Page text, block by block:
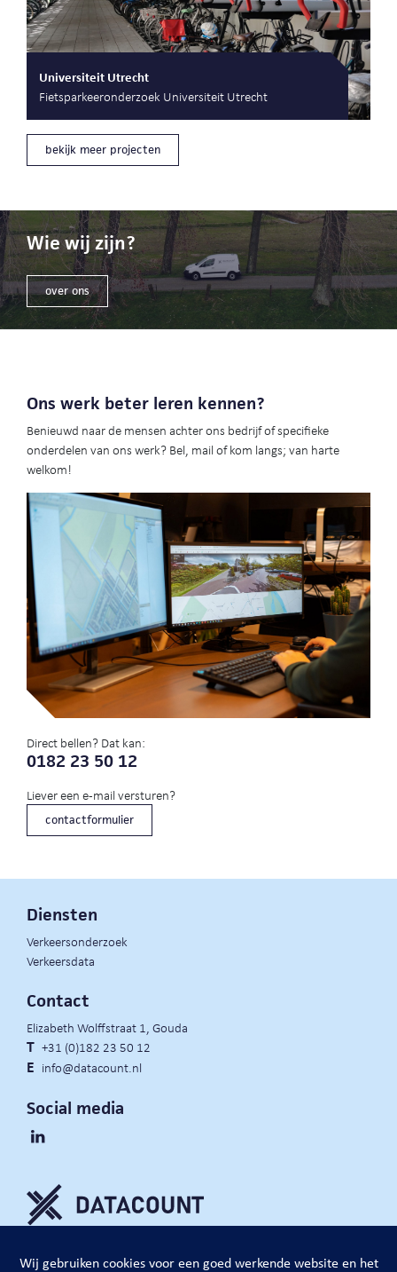
Universiteit Utrecht
Fietsparkeeronderzoek Universiteit Utrecht
bekijk meer projecten
Wie wij zijn?
over ons
Ons werk beter leren kennen?
Benieuwd naar de mensen achter ons bedrijf of specifieke
onderdelen van ons werk? Bel, mail of kom langs; van harte
welkom!
Direct bellen? Dat kan:
0182 23 50 12
Liever een e-mail versturen?
contactformulier
Diensten
Verkeersonderzoek
Verkeersdata
Contact
Elizabeth Wolffstraat 1, Gouda
T +31 (0)182 23 50 12
E info@datacount.nl
Social media